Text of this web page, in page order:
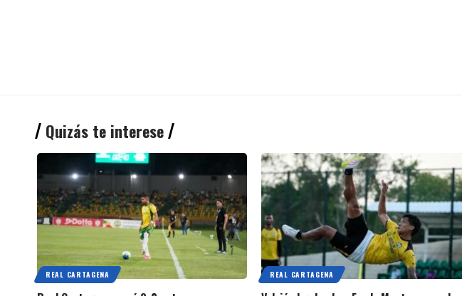
Quizás te interese
REAL CARTAGENA REAL CARTAGENA